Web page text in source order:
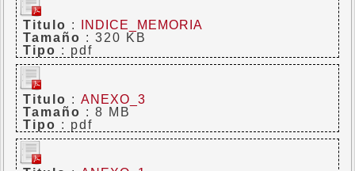
Titulo :
INDICE_MEMORIA
Tamaño : 320 KB
Tipo : pdf
Titulo :ANEXO_3
Tamaño : 8 MB
Tipo : pdf